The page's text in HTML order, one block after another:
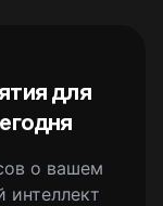
для
о вашем
интеллект